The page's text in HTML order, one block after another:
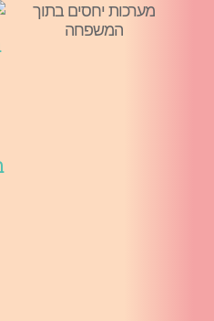
מערכות יחסים בתוך
המשפחה